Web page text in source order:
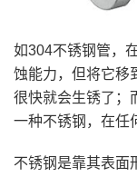
如304不锈钢管，
蚀能力，但将它移
很快就会生锈了；
一种不锈钢，在任
不锈钢是靠其表面